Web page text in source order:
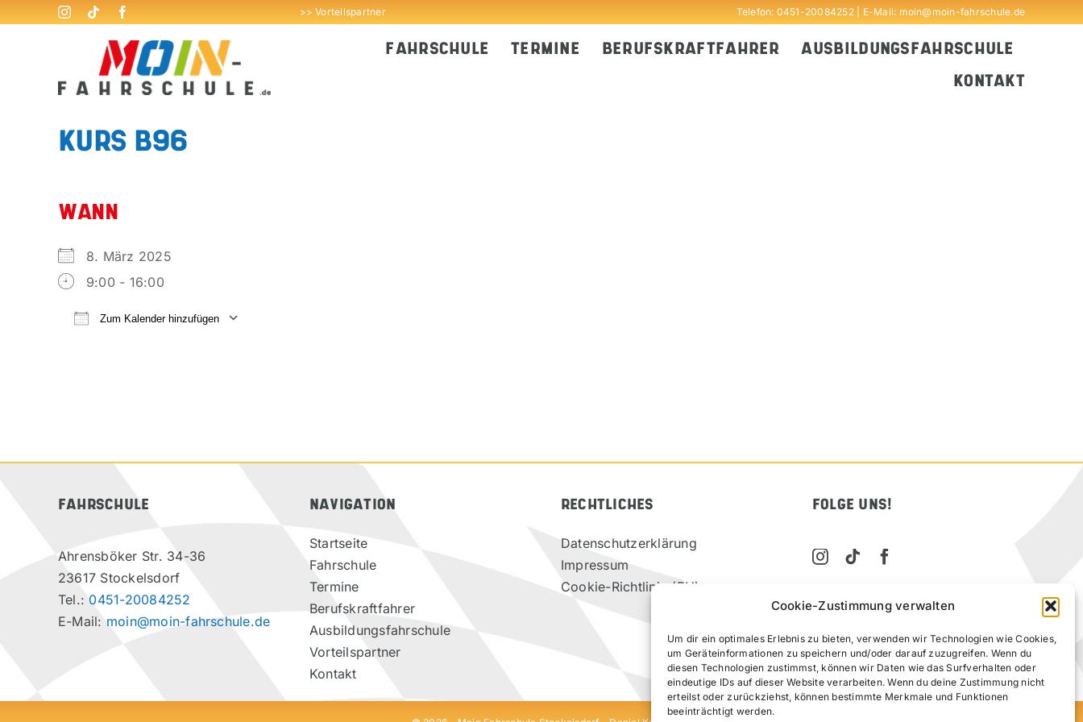
Cookie-Zustimmung verwalten
Um dir ein optimales Erlebnis zu bieten, verwenden wir Technologien wie Cookies,
um Geräteinformationen zu speichern und/oder darauf zuzugreifen. Wenn du
diesen Technologien zustimmst, können wir Daten wie das Surfverhalten oder
eindeutige IDs auf dieser Website verarbeiten. Wenn du deine Zustimmung nicht
erteilst oder zurückziehst, können bestimmte Merkmale und Funktionen
beeinträchtigt werden.
>> Vorteilspartner Telefon: 0451-20084252| E-Mail: moin@moin-fahrschule.de
FAHRSCHULE TERMINE BERUFSKRAFTFAHRER
AUSBILDUNGSFAHRSCHULE
KONTAKT
KURS B96
WANN
8. März 2025
9:00 - 16:00
Zum Kalender hinzufügen
FAHRSCHULE
Ahrensböker Str. 34-36
23617 Stockelsdorf
Tel.:0451-20084252
E-Mail: moin@moin-fahrschule.de
NAVIGATION
Startseite
Fahrschule
Termine
Berufskraftfahrer
Ausbildungsfahrschule
Vorteilspartner
Kontakt
RECHTLICHES
Datenschutzerklärung
Impressum
Cookie-Richtlinie (EU)
FOLGE UNS!